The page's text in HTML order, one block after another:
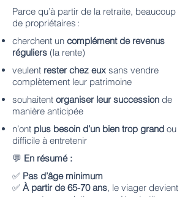
Parce qu’à partir de la retraite, beaucoup
de propriétaires :
cherchent un complément de revenus
réguliers (la rente)
veulent rester chez eux sans vendre
complètement leur patrimoine
souhaitent organiser leur succession de
manière anticipée
n’ont plus besoin d’un bien trop grand ou
difficile à entretenir
💬 En résumé :
✅ Pas d’âge minimum
✅ À partir de 65-70 ans, le viager devient